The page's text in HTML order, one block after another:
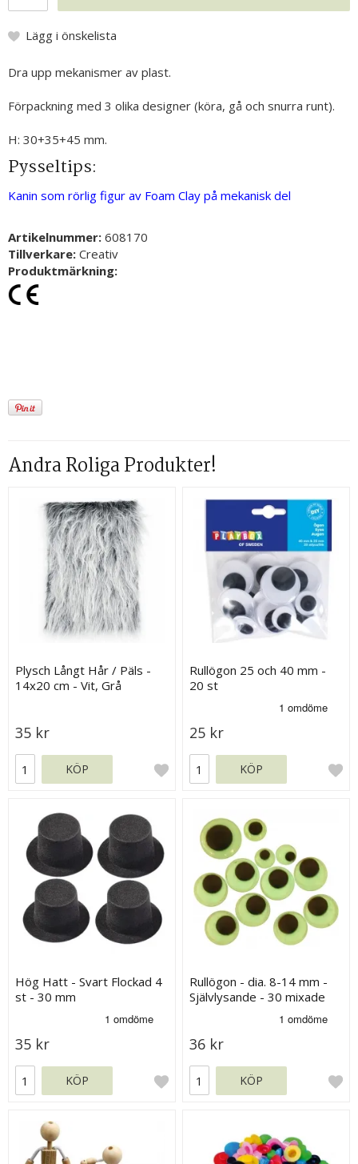
Lägg i önskelista
Dra upp mekanismer av plast.
Förpackning med 3 olika designer (köra, gå och snurra runt).
H: 30+35+45 mm.
Pysseltips:
Kanin som rörlig figur av Foam Clay på mekanisk del
Artikelnummer: 608170
Tillverkare: Creativ
Produktmärkning:
Andra Roliga Produkter!
Plysch Långt Hår / Päls -
14x20 cm - Vit, Grå
35 kr
KÖP
Rullögon 25 och 40 mm -
20 st
25 kr
KÖP
Hög Hatt - Svart Flockad 4
st - 30 mm
35 kr
KÖP
Rullögon - dia. 8-14 mm -
Självlysande - 30 mixade
36 kr
KÖP